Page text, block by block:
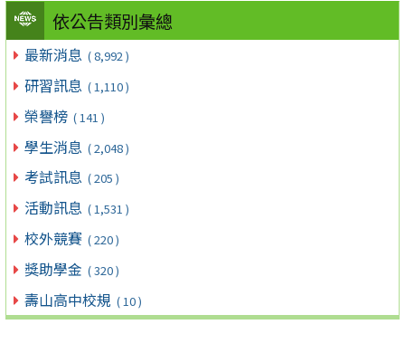
依公告類別彙總
最新消息 ( 8,992 )
研習訊息 ( 1,110 )
榮譽榜 ( 141 )
學生消息 ( 2,048 )
考試訊息 ( 205 )
活動訊息 ( 1,531 )
校外競賽 ( 220 )
獎助學金 ( 320 )
壽山高中校規 ( 10 )